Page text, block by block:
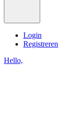
Login
Registreren
Hello,